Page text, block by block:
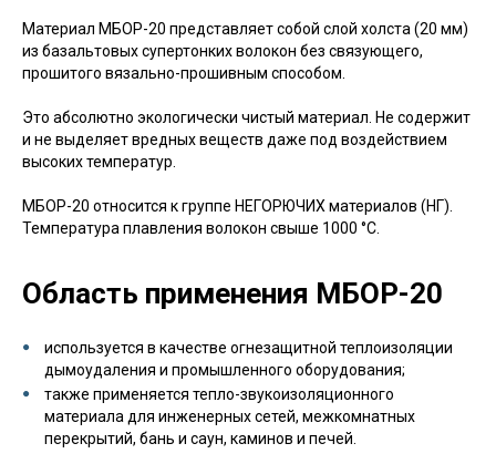
Материал МБОР-20 представляет собой слой холста (20 мм)
из базальтовых супертонких волокон без связующего,
прошитого вязально-прошивным способом.
Это абсолютно экологически чистый материал. Не содержит
и не выделяет вредных веществ даже под воздействием
высоких температур.
МБОР-20 относится к группе НЕГОРЮЧИХ материалов (НГ).
Температура плавления волокон свыше 1000 °С.
Область применения МБОР-20
используется в качестве огнезащитной теплоизоляции
дымоудаления и промышленного оборудования;
также применяется тепло-звукоизоляционного
материала для инженерных сетей, межкомнатных
перекрытий, бань и саун, каминов и печей.